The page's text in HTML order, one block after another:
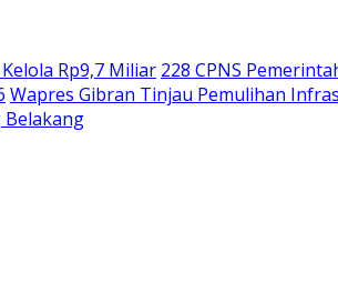
Rp9,7 Miliar 228 CPNS
Wapres Gibran Tinjau Pemulihan
Belakang